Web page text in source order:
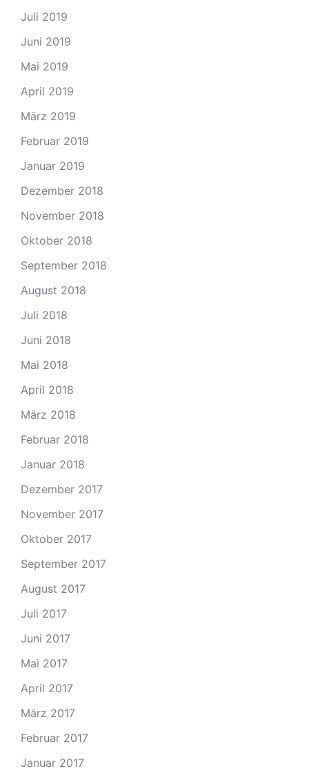
Juli 2019
Juni 2019
Mai 2019
April 2019
März 2019
Februar 2019
Januar 2019
Dezember 2018
November 2018
Oktober 2018
September 2018
August 2018
Juli 2018
Juni 2018
Mai 2018
April 2018
März 2018
Februar 2018
Januar 2018
Dezember 2017
November 2017
Oktober 2017
September 2017
August 2017
Juli 2017
Juni 2017
Mai 2017
April 2017
März 2017
Februar 2017
Januar 2017